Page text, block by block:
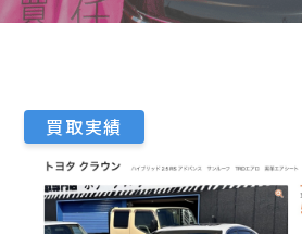
買取実績